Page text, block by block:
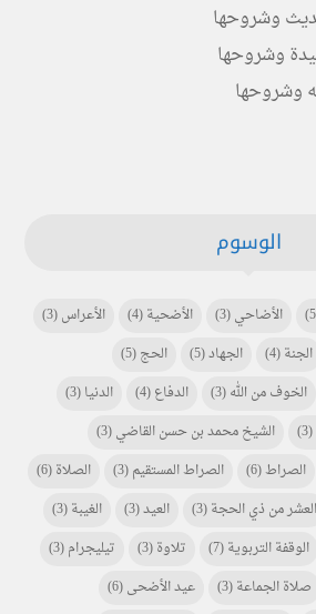
وشروحها
وشروحها
وشروحها
الوسوم
الأضاحي(3) الأضحية(4) الأعراس(3)
الجنة(4) الجهاد(5) الحج(5)
الخوف من الله(3) الدفاع(4) الدنيا(3)
(3) الشيخ محمد بن حسن القاضي(3)
الصراط(6) الصراط المستقيم(3) الصلاة(6)
العشر من ذي الحجة(3) العيد(3) الغيبة(3)
الوقفة التربوية(7) تلاوة(3) تيليجرام(3)
صلاة الجماعة(3) عيد الأضحى(6)